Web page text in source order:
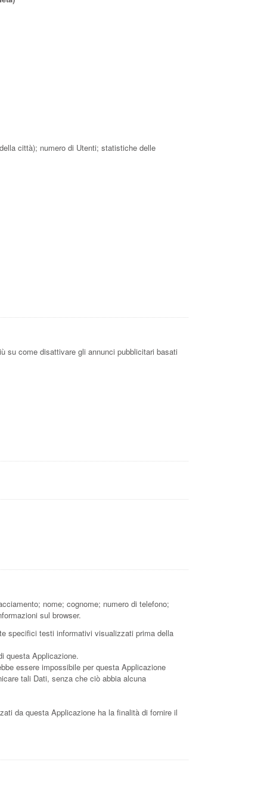
città); numero di Utenti; statistiche delle
su come disattivare gli annunci pubblicitari basati
nome; cognome; numero di telefono;
sul browser.
specifici testi informativi visualizzati prima della
questa Applicazione.
essere impossibile per questa Applicazione
tali Dati, senza che ciò abbia alcuna
da questa Applicazione ha la finalità di fornire il